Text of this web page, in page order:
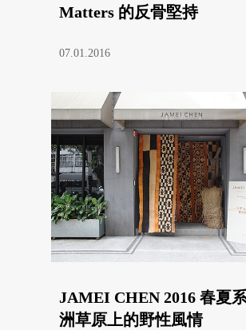
Matters 的反骨堅持
07.01.2016
JAMEI CHEN 2016 春夏
洲草原上的野性風情